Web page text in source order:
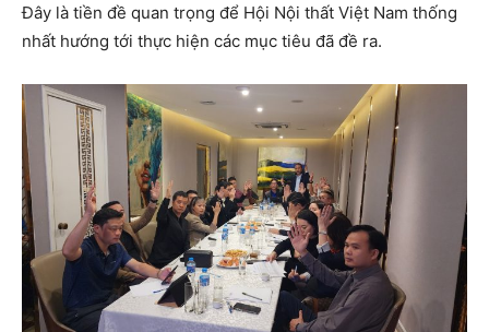
Đây là tiền đề quan trọng để Hội Nội thất Việt Nam thống
nhất hướng tới thực hiện các mục tiêu đã đề ra.